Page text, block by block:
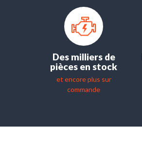
Des milliers de
pièces en stock
et encore plus sur
commande